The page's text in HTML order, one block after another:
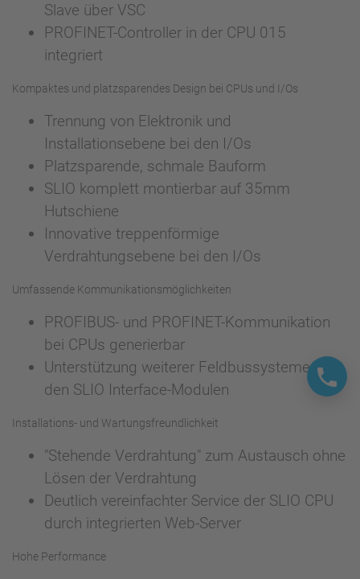
Slave über VSC
PROFINET-Controller in der CPU 015
integriert
Kompaktes und platzsparendes Design bei CPUs und I/Os
Trennung von Elektronik und
Installationsebene bei den I/Os
Platzsparende, schmale Bauform
SLIO komplett montierbar auf 35mm
Hutschiene
Innovative treppenförmige
Verdrahtungsebene bei den I/Os
Umfassende Kommunikationsmöglichkeiten
PROFIBUS- und PROFINET-Kommunikation
bei CPUs generierbar
Unterstützung weiterer Feldbussysteme mit
den SLIO Interface-Modulen
Installations- und Wartungsfreundlichkeit
"Stehende Verdrahtung" zum Austausch ohne
Lösen der Verdrahtung
Deutlich vereinfachter Service der SLIO CPU
durch integrierten Web-Server
Hohe Performance